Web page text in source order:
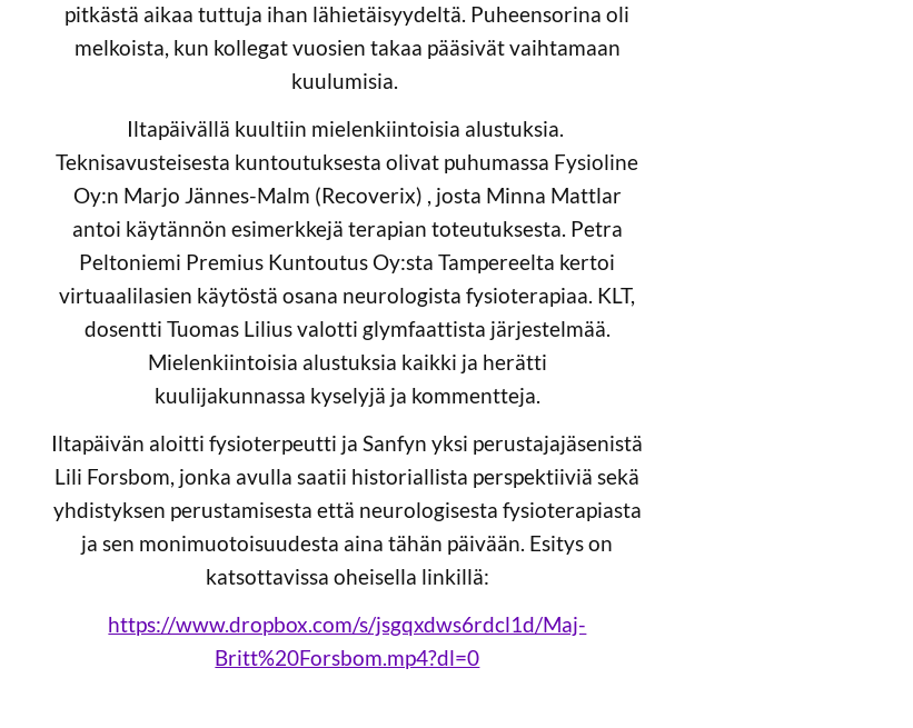
pitkästä aikaa tuttuja ihan lähietäisyydeltä. Puheensorina oli
melkoista, kun kollegat vuosien takaa pääsivät vaihtamaan
kuulumisia.
Iltapäivällä kuultiin mielenkiintoisia alustuksia.
Teknisavusteisesta kuntoutuksesta olivat puhumassa Fysioline
Oy:n Marjo Jännes-Malm (Recoverix) , josta Minna Mattlar
antoi käytännön esimerkkejä terapian toteutuksesta. Petra
Peltoniemi Premius Kuntoutus Oy:sta Tampereelta kertoi
virtuaalilasien käytöstä osana neurologista fysioterapiaa. KLT,
dosentti Tuomas Lilius valotti glymfaattista järjestelmää.
Mielenkiintoisia alustuksia kaikki ja herätti
kuulijakunnassa kyselyjä ja kommentteja.
Iltapäivän aloitti fysioterpeutti ja Sanfyn yksi perustajajäsenistä
Lili Forsbom, jonka avulla saatii historiallista perspektiiviä sekä
yhdistyksen perustamisesta että neurologisesta fysioterapiasta
ja sen monimuotoisuudesta aina tähän päivään. Esitys on
katsottavissa oheisella linkillä:
https://www.dropbox.com/s/jsgqxdws6rdcl1d/Maj-
Britt%20Forsbom.mp4?dl=0